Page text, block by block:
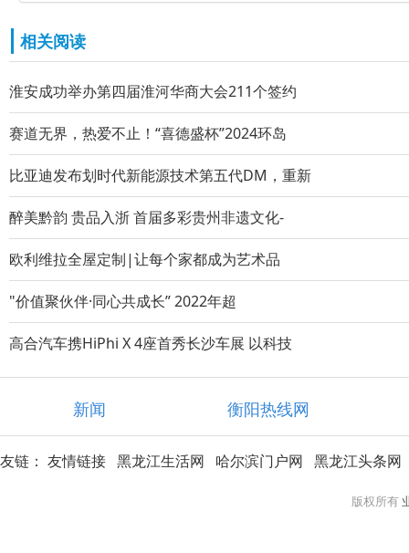
相关阅读
淮安成功举办第四届淮河华商大会211个签约
赛道无界，热爱不止！“喜德盛杯”2024环岛
比亚迪发布划时代新能源技术第五代DM，重新
醉美黔韵 贵品入浙 首届多彩贵州非遗文化-
欧利维拉全屋定制|让每个家都成为艺术品
"价值聚伙伴·同心共成长” 2022年超
高合汽车携HiPhi X 4座首秀长沙车展 以科技
新闻 衡阳热线网
友链： 友情链接 黑龙江生活网 哈尔滨门户网 黑龙江头条网
版权所有